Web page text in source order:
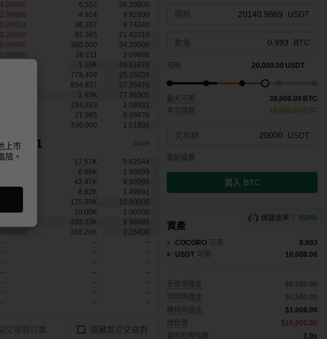
4.00000
6.552
26.20800
2.00000
4.914
9.82800
0.26814
36.337
9.74340
0.26000
82.385
21.42010
0.09000
380.000
34.20000
0.08000
26.211
2.09688
1.30 K
49.91678
778.409
25.15039
854.837
27.35478
2.43 K
77.86305
234.883
2.06931
21.965
0.08676
336.000 1.01808
0.00281 More
0.00032 17.57 K
5.62544
6.66 K
1.99999
43.47 K
9.99999
8.82 K
1.49991
125.00 K
10.00000
0.00005
20.00 K
1.00000
333.33 K
9.99999
0.00002
108.20 K
2.16400
--
--
--
--
--
--
--
--
--
--
--
--
--
--
--
--
--
--
--
-- --
交易對訂單 隱藏其它交易對
價格 USDT
數量 BTC
可用 20,000.00 USDT
最大可用 30,000.00 BTC
本次借款
10,000.00 BTC
交易額 USDT
委託設置
買入 BTC
資產
COCORO 可用
0.993
USDT 可用 10,000.00
全部保證金
$9,500.00
可用保證金
$4,500.00
維持保證金
$1,000.00
總負債
$10,000.00
當前杠桿倍數
1.9x
保證金率： 950%
上市
險。